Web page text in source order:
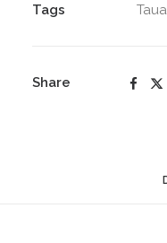
Tags
Share